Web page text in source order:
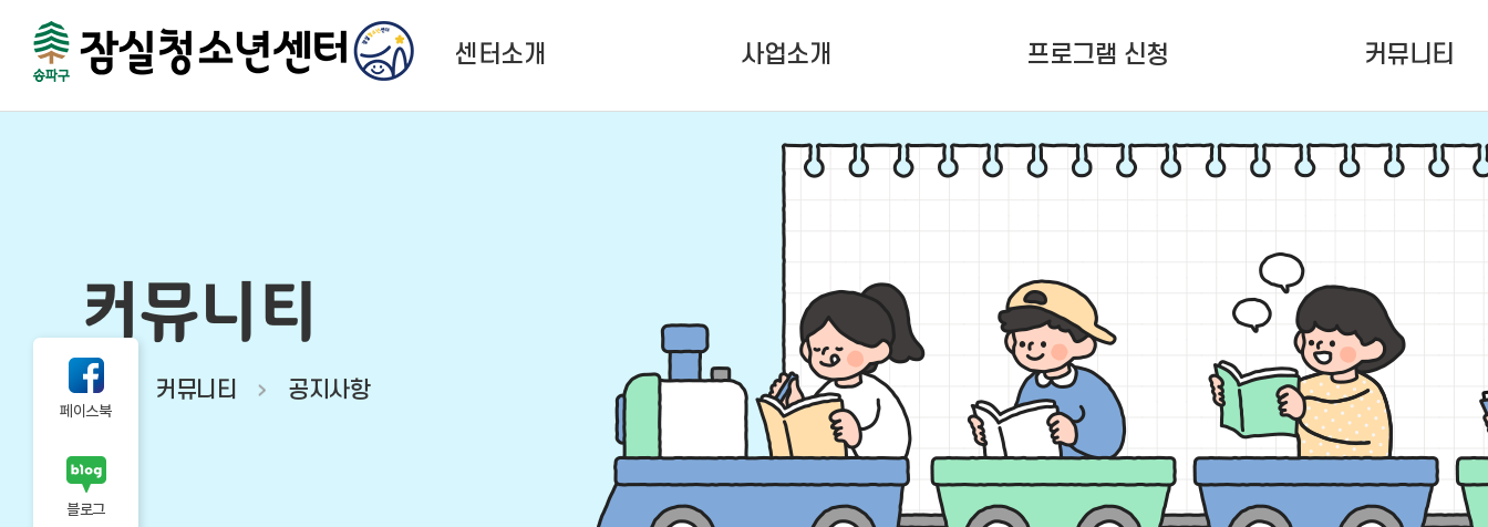
센터소개 사업소개
청소년활동사업
청소년성장사업
대관사업
프로그램 신청
여름학기(6~8월) 정규강좌
커뮤니티
공지사항
다원함 (To.잠청센)
페이스북
블로그
커뮤니티
커뮤니티 공지사항